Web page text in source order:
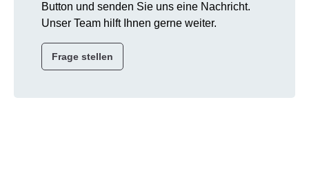
Button und senden Sie uns eine Nachricht.
Unser Team hilft Ihnen gerne weiter.
Frage stellen